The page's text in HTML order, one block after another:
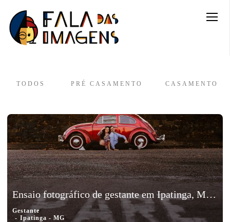
TODOS PRÉ CASAMENTO CASAMENTO
Ensaio fotográfico de gestante em Ipatinga, Minas Gerais - Babi e Tutuka
Gestante
Ipatinga - MG